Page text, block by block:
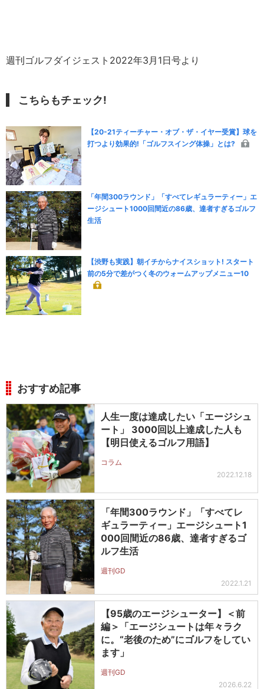
週刊ゴルフダイジェスト2022年3月1日号より
こちらもチェック!
【20-21ティーチャー・オブ・ザ・イヤー受賞】球を
打つより効果的!「ゴルフスイング体操」とは?
「年間300ラウンド」「すべてレギュラーティー」エ
ージシュート1000回間近の86歳、達者すぎるゴルフ
生活
【渋野も実践】朝イチからナイスショット! スタート
前の5分で差がつく冬のウォームアップメニュー10
おすすめ記事
人生一度は達成したい「エージシュ
ート」 3000回以上達成した人も
【明日使えるゴルフ用語】
コラム
2022.12.18
「年間300ラウンド」「すべてレ
ギュラーティー」エージシュート1
000回間近の86歳、達者すぎるゴ
ルフ生活
週刊GD
2022.1.21
【95歳のエージシューター】＜前
編＞「エージシュートは年々ラク
に。“老後のため”にゴルフをしてい
ます」
週刊GD
2026.6.22